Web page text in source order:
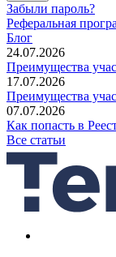
Забыли пароль?
Реферальная
Блог
24.07.2026
Преимущества
17.07.2026
Преимущества
07.07.2026
Как попасть в
Все статьи